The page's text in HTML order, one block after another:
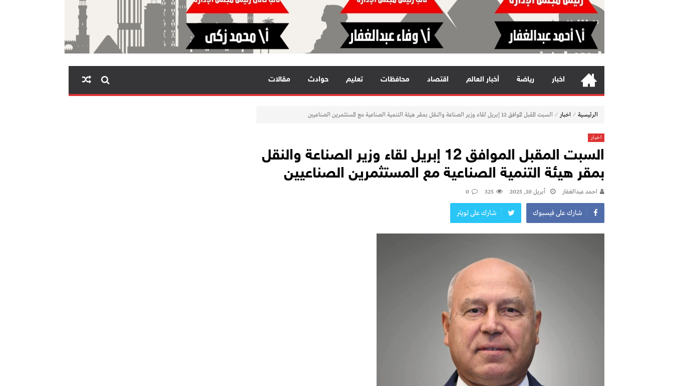
اخبار رياضة أخبار العالم اقتصاد محافظات تعليم حوادث مقالات
الرئيسية ⁄ اخبار ⁄ السبت المقبل الموافق 12 إبريل لقاء وزير الصناعة والنقل بمقر هيئة التنمية الصناعية مع المستثمرين الصناعيين
اخبار
السبت المقبل الموافق 12 إبريل لقاء وزير الصناعة والنقل
بمقر هيئة التنمية الصناعية مع المستثمرين الصناعيين
احمد عبدالغفار أبريل 10, 2025 325
0
شارك على فيسبوك شارك على تويتر